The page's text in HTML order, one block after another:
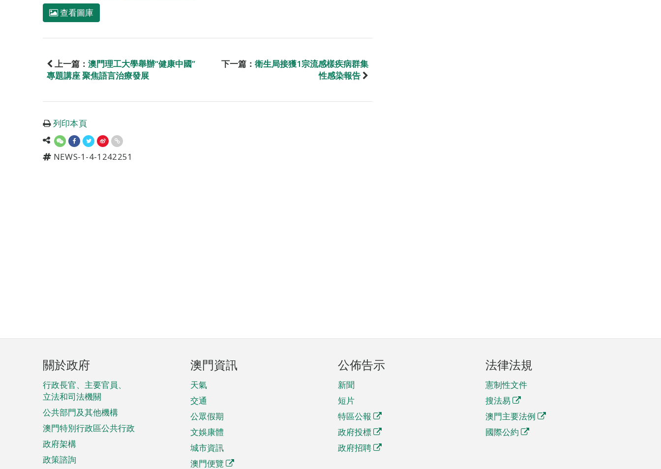
查看圖庫
上一篇： 澳門理工大學舉辦“健康中國”
專題講座 聚焦語言治療發展
下一篇： 衛生局接獲1宗流感樣疾病群集
性感染報告
列印本頁
NEWS-1-4-1242251
頁
腳
菜
單
關於政府
行政長官、主要官員、
立法和司法機關
公共部門及其他機構
澳門特別行政區公共行政
政府架構
政策諮詢
澳門資訊
天氣
交通
公眾假期
文娛康體
城市資訊
澳門便覽
公佈告示
新聞
短片
特區公報
政府投標
政府招聘
法律法規
憲制性文件
搜法易
澳門主要法例
國際公約